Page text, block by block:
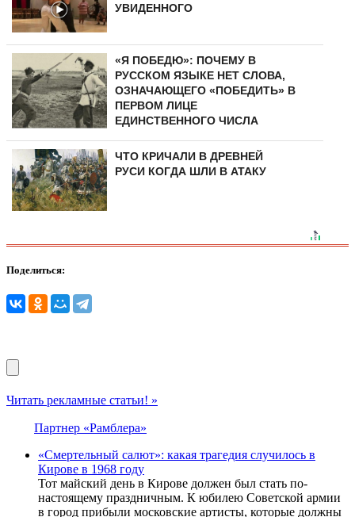
УВИДЕННОГО
«Я ПОБЕДЮ»: ПОЧЕМУ В
РУССКОМ ЯЗЫКЕ НЕТ СЛОВА,
ОЗНАЧАЮЩЕГО «ПОБЕДИТЬ» В
ПЕРВОМ ЛИЦЕ
ЕДИНСТВЕННОГО ЧИСЛА
ЧТО КРИЧАЛИ В ДРЕВНЕЙ
РУСИ КОГДА ШЛИ В АТАКУ
Поделиться:
Читать рекламные статьи! »
Партнер «Рамблера»
«Смертельный салют»: какая трагедия случилось в
Кирове в 1968 году
Тот майский день в Кирове должен был стать по-
настоящему праздничным. К юбилею Советской армии
в город прибыли московские артисты, которые должны